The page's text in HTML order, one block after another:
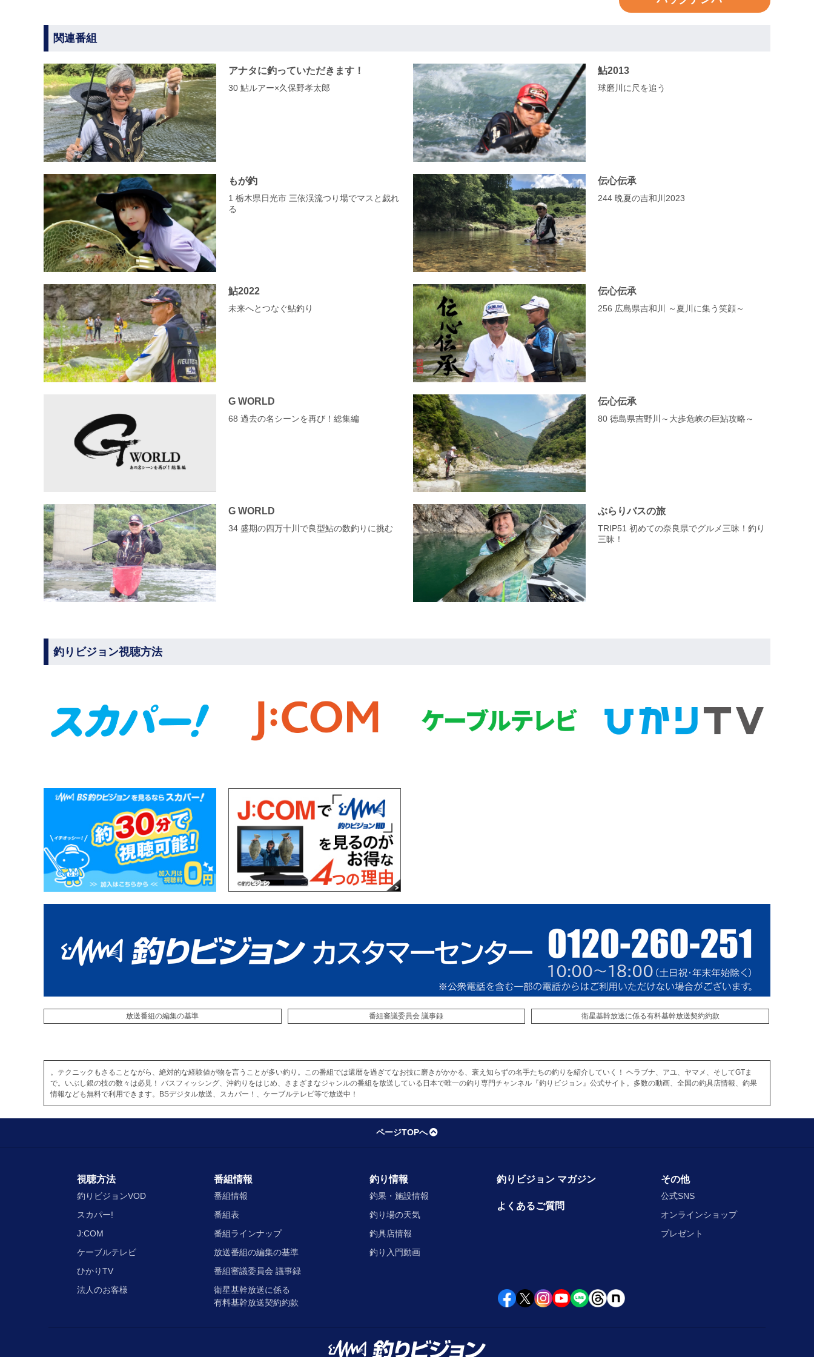
関連番組
アナタに釣っていただきます！
30 鮎ルアー×久保野孝太郎
鮎2013
球磨川に尺を追う
もが釣
1 栃木県日光市 三依渓流つり場でマスと戯れ
る
伝心伝承
244 晩夏の吉和川2023
鮎2022
未来へとつなぐ鮎釣り
伝心伝承
256 広島県吉和川 ～夏川に集う笑顔～
G WORLD
68 過去の名シーンを再び！総集編
伝心伝承
80 徳島県吉野川～大歩危峡の巨鮎攻略～
G WORLD
34 盛期の四万十川で良型鮎の数釣りに挑む
ぶらりバスの旅
TRIP51 初めての奈良県でグルメ三昧！釣り
三昧！
釣りビジョン視聴方法
放送番組の編集の基準 番組審議委員会 議事録 衛星基幹放送に係る有料基幹放送契約約款
。テクニックもさることながら、絶対的な経験値が物を言うことが多い釣り。この番組では還暦を過ぎてなお技に磨きがかかる、衰え知らずの名手たちの釣りを紹介していく！ ヘラブナ、アユ、ヤマメ、そしてGTま
で。いぶし銀の技の数々は必見！ バスフィッシング、沖釣りをはじめ、さまざまなジャンルの番組を放送している日本で唯一の釣り専門チャンネル『釣りビジョン』公式サイト。多数の動画、全国の釣具店情報、釣果
情報なども無料で利用できます。BSデジタル放送、スカパー！、ケーブルテレビ等で放送中！
ページTOPへ
視聴方法
釣りビジョンVOD
スカパー!
J:COM
ケーブルテレビ
ひかりTV
法人のお客様
番組情報
番組情報
番組表
番組ラインナップ
放送番組の編集の基準
番組審議委員会 議事録
衛星基幹放送に係る
有料基幹放送契約約款
釣り情報
釣果・施設情報
釣り場の天気
釣具店情報
釣り入門動画
釣りビジョン マガジン
よくあるご質問
その他
公式SNS
オンラインショップ
プレゼント